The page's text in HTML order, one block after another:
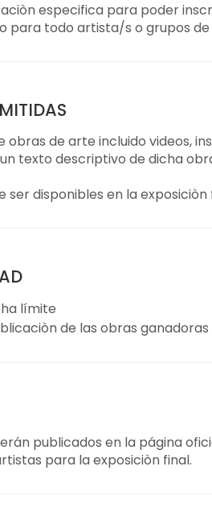
especifica para poder
para todo artista/s o grupos
obras de arte incluido videos,
texto descriptivo de dicha
ser disponibles en la
límite
de las obras ganadoras
publicados en la página
para la exposiciòn final.